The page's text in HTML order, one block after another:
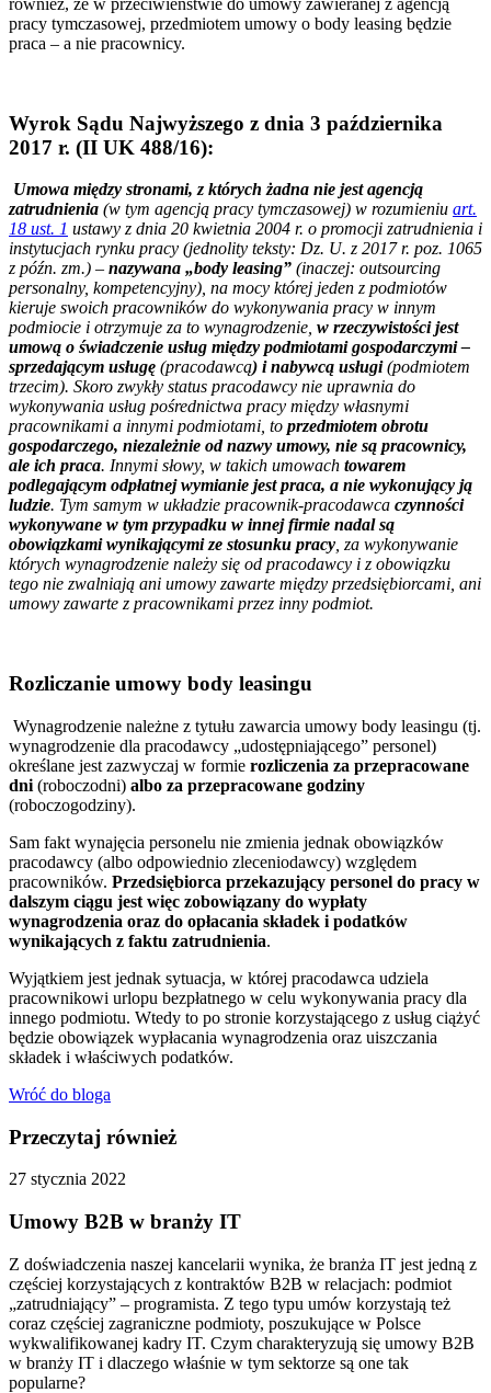
również, że w przeciwieństwie do umowy zawieranej z agencją
pracy tymczasowej, przedmiotem umowy o body leasing będzie
praca – a nie pracownicy.
Wyrok Sądu Najwyższego z dnia 3 października
2017 r. (II UK 488/16):
Umowa między stronami, z których żadna nie jest agencją
zatrudnienia (w tym agencją pracy tymczasowej) w rozumieniu art.
18 ust. 1 ustawy z dnia 20 kwietnia 2004 r. o promocji zatrudnienia i
instytucjach rynku pracy (jednolity teksty: Dz. U. z 2017 r. poz. 1065
z późn. zm.) – nazywana „body leasing” (inaczej: outsourcing
personalny, kompetencyjny), na mocy której jeden z podmiotów
kieruje swoich pracowników do wykonywania pracy w innym
podmiocie i otrzymuje za to wynagrodzenie, w rzeczywistości jest
umową o świadczenie usług między podmiotami gospodarczymi –
sprzedającym usługę (pracodawcą) i nabywcą usługi(podmiotem
trzecim). Skoro zwykły status pracodawcy nie uprawnia do
wykonywania usług pośrednictwa pracy między własnymi
pracownikami a innymi podmiotami, to przedmiotem obrotu
gospodarczego, niezależnie od nazwy umowy, nie są pracownicy,
ale ich praca. Innymi słowy, w takich umowach towarem
podlegającym odpłatnej wymianie jest praca, a nie wykonujący ją
ludzie. Tym samym w układzie pracownik-pracodawca czynności
wykonywane w tym przypadku w innej firmie nadal są
obowiązkami wynikającymi ze stosunku pracy, za wykonywanie
których wynagrodzenie należy się od pracodawcy i z obowiązku
tego nie zwalniają ani umowy zawarte między przedsiębiorcami, ani
umowy zawarte z pracownikami przez inny podmiot.
Rozliczanie umowy body leasingu
Wynagrodzenie należne z tytułu zawarcia umowy body leasingu (tj.
wynagrodzenie dla pracodawcy „udostępniającego” personel)
określane jest zazwyczaj w formie rozliczenia za przepracowane
dni (roboczodni) albo za przepracowane godziny
(roboczogodziny).
Sam fakt wynajęcia personelu nie zmienia jednak obowiązków
pracodawcy (albo odpowiednio zleceniodawcy) względem
pracowników. Przedsiębiorca przekazujący personel do pracy w
dalszym ciągu jest więc zobowiązany do wypłaty
wynagrodzenia oraz do opłacania składek i podatków
wynikających z faktu zatrudnienia.
Wyjątkiem jest jednak sytuacja, w której pracodawca udziela
pracownikowi urlopu bezpłatnego w celu wykonywania pracy dla
innego podmiotu. Wtedy to po stronie korzystającego z usług ciążyć
będzie obowiązek wypłacania wynagrodzenia oraz uiszczania
składek i właściwych podatków.
Wróć do bloga
Przeczytaj również
27 stycznia 2022
Umowy B2B w branży IT
Z doświadczenia naszej kancelarii wynika, że branża IT jest jedną z
częściej korzystających z kontraktów B2B w relacjach: podmiot
„zatrudniający” – programista. Z tego typu umów korzystają też
coraz częściej zagraniczne podmioty, poszukujące w Polsce
wykwalifikowanej kadry IT. Czym charakteryzują się umowy B2B
w branży IT i dlaczego właśnie w tym sektorze są one tak
popularne?